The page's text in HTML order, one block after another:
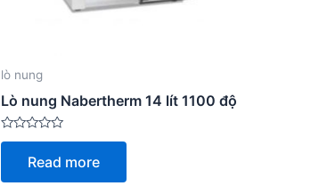
lò nung
Lò nung Nabertherm 14 lít 1100 độ
Rated
5
Read more